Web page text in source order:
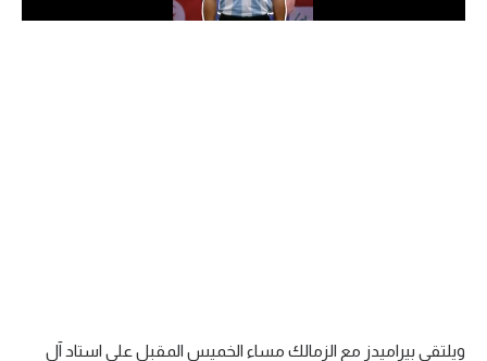
دوري أبطال إفريقيا
ويلتقي بيراميدز مع الزمالك مساء الخميس المقبل على استاد آل